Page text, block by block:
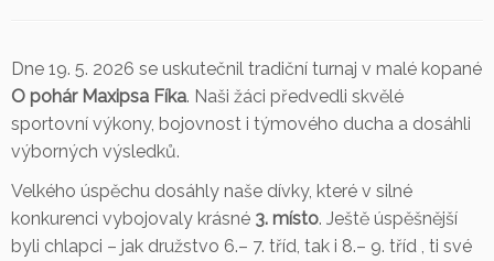
Dne 19. 5. 2026 se uskutečnil tradiční turnaj v malé kopané
O pohár Maxipsa Fíka. Naši žáci předvedli skvělé
sportovní výkony, bojovnost i týmového ducha a dosáhli
výborných výsledků.
Velkého úspěchu dosáhly naše dívky, které v silné
konkurenci vybojovaly krásné 3. místo. Ještě úspěšnější
byli chlapci – jak družstvo 6.– 7. tříd, tak i 8.– 9. tříd , ti své